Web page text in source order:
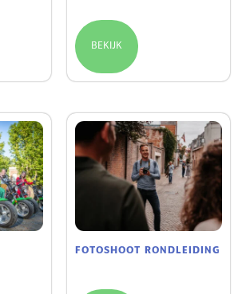
BEKIJK
FOTOSHOOT RONDLEIDING